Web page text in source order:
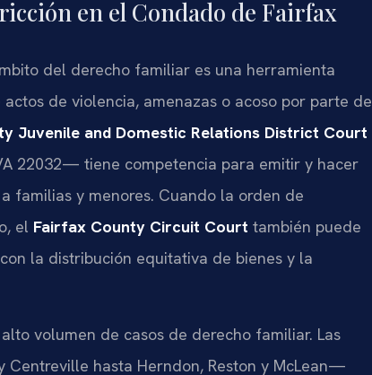
en el Condado de Fairfax
del derecho familiar es una herramienta
de violencia, amenazas o acoso por parte de
Juvenile and Domestic Relations District Court
22032— tiene competencia para emitir y hacer
familias y menores. Cuando la orden de
el Fairfax County Circuit Court también puede
la distribución equitativa de bienes y la
volumen de casos de derecho familiar. Las
hasta Herndon, Reston y McLean—